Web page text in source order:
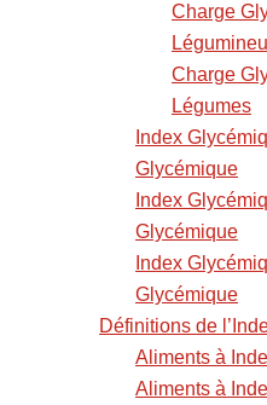
Charge
Charge
Légumes
Index
Glycémique
Index
Glycémique
Index
Glycémique
Définitions de
Aliments à
Aliments à